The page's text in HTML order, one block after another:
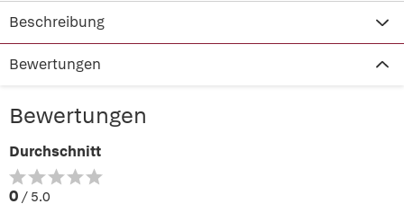
Beschreibung
Bewertungen
Bewertungen
Durchschnitt
0 / 5.0